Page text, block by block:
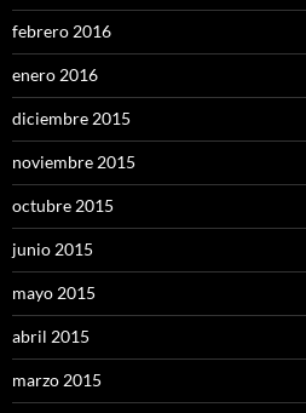
febrero 2016
enero 2016
diciembre 2015
noviembre 2015
octubre 2015
junio 2015
mayo 2015
abril 2015
marzo 2015